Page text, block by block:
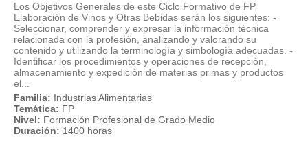
Los Objetivos Generales de este Ciclo Formativo de FP
Elaboración de Vinos y Otras Bebidas serán los siguientes: -
Seleccionar, comprender y expresar la información técnica
relacionada con la profesión, analizando y valorando su
contenido y utilizando la terminología y simbología adecuadas. -
Identificar los procedimientos y operaciones de recepción,
almacenamiento y expedición de materias primas y productos
el...
Familia: Industrias Alimentarias
Temática: FP
Nivel: Formación Profesional de Grado Medio
Duración: 1400 horas